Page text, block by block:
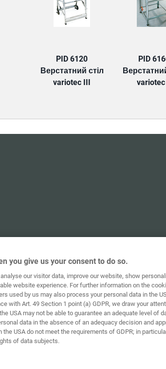
PID 6120
Верстатний стіл
variotec III
PID
you give us your consent to do so.
our visitor data, improve our website, show
website experience. For further information on the
used by us may also process your personal data in the
with Art. 49 Section 1 point (a) GDPR, we draw your
USA may not be able to guarantee an adequate level of
data in the absence of an adequacy decision and
USA do not meet the requirements of GDPR; in
of data subjects.